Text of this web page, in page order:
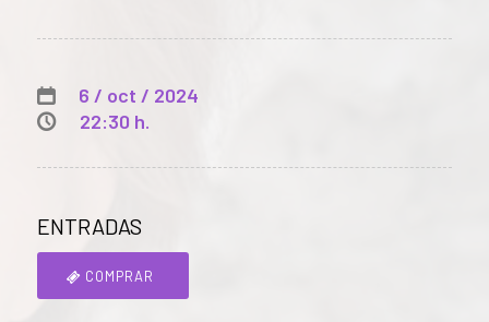
6 / oct / 2024
22:30 h.
ENTRADAS
COMPRAR